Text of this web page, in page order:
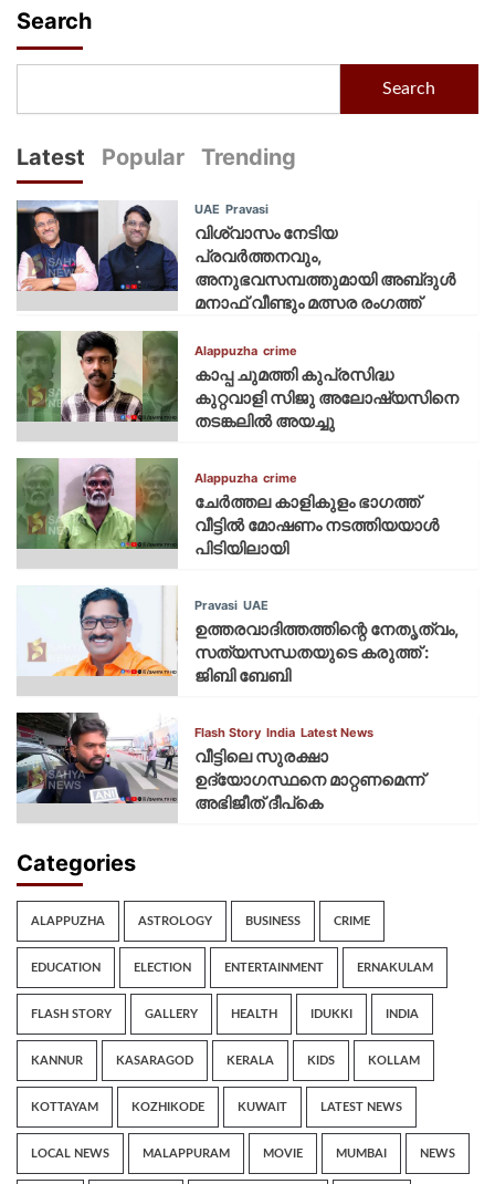
Search
Search
Latest Popular Trending
UAE Pravasi
വിശ്വാസം നേടിയ
പ്രവർത്തനവും,
അനുഭവസമ്പത്തുമായി അബ്‌ദുൾ
മനാഫ് വീണ്ടും മത്സര രംഗത്ത്
Alappuzha crime
കാപ്പ ചുമത്തി കുപ്രസിദ്ധ
കുറ്റവാളി സിജു അലോഷ്യസിനെ
തടങ്കലിൽ അയച്ചു
Alappuzha crime
ചേർത്തല കാളികുളം ഭാഗത്ത്
വീട്ടിൽ മോഷണം നടത്തിയയാൾ
പിടിയിലായി
Pravasi UAE
ഉത്തരവാദിത്തത്തിന്റെ നേതൃത്വം,
സത്യസന്ധതയുടെ കരുത്ത് :
ജിബി ബേബി
Flash Story India Latest News
വീട്ടിലെ സുരക്ഷാ
ഉദ്യോഗസ്ഥനെ മാറ്റണമെന്ന്
അഭിജീത് ദീപ്‌കെ
Categories
ALAPPUZHA ASTROLOGY BUSINESS CRIME
EDUCATION ELECTION ENTERTAINMENT ERNAKULAM
FLASH STORY GALLERY HEALTH IDUKKI INDIA
KANNUR KASARAGOD KERALA KIDS KOLLAM
KOTTAYAM KOZHIKODE KUWAIT LATEST NEWS
LOCAL NEWS MALAPPURAM MOVIE MUMBAI NEWS